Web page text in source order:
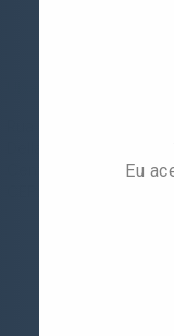
Centro, Ubaíra/BA,